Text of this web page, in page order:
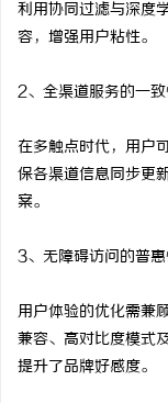
利用协同过滤与深度
容，增强用户粘性。
2、全渠道服务的一
在多触点时代，用户
保各渠道信息同步更
案。
3、无障碍访问的普
用户体验的优化需兼
兼容、高对比度模式
提升了品牌好感度。